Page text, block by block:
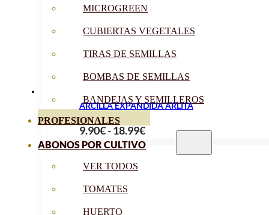
MICROGREEN
CUBIERTAS VEGETALES
TIRAS DE SEMILLAS
BOMBAS DE SEMILLAS
BANDEJAS Y SEMILLEROS
PROFESIONALES
ABONOS POR CULTIVO
VER TODOS
TOMATES
HUERTO
desde
24.90€
ARCILLA EXPANDIDA ARLITA
9.90€-18.99€Rango
de